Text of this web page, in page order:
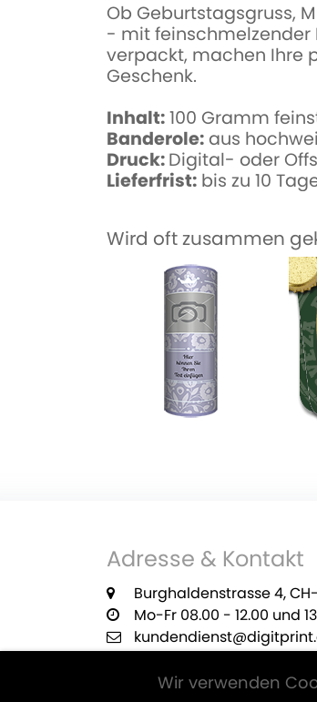
Ob Geburtstagsgruss,
- mit feinschmelzender
verpackt, machen Ihre
Geschenk.
Inhalt:100 Gramm
Banderole:aus
Druck:Digital- oder
Lieferfrist: bis zu 10
Wird oft zusammen
Adresse & Kontakt
Burghaldenstrasse 4,
Mo-Fr 08.00 - 12.00 und
Wir verwenden